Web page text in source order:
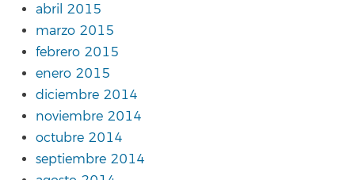
abril 2015
marzo 2015
febrero 2015
enero 2015
diciembre 2014
noviembre 2014
octubre 2014
septiembre 2014